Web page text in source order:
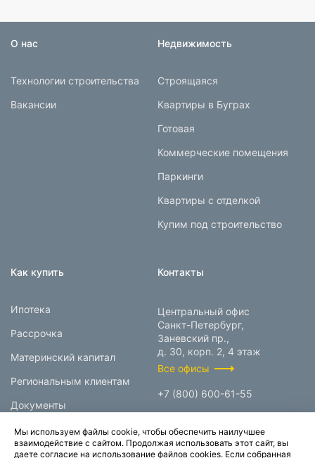
О нас
Технологии строительства
Вакансии
Недвижимость
Строящаяся
Квартиры в Буграх
Готовая
Коммерческие помещения
Паркинги
Квартиры с отделкой
Купим под строительство
Как купить
Ипотека
Рассрочка
Материнский капитал
Региональным клиентам
Документы
Контакты
Центральный офис
Санкт-Петербург,
Заневский пр.,
д. 30, корп. 2, 4 этаж
Все офисы
+7 (800) 600-61-55
Мы используем файлы cookie, чтобы обеспечить наилучшее
взаимодействие с сайтом. Продолжая использовать этот сайт, вы
даете согласие на использование файлов cookies. Если собранная